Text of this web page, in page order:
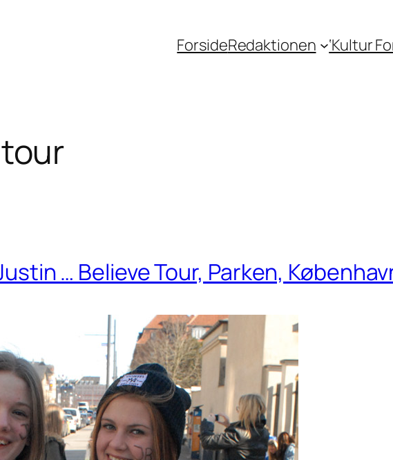
ForsideRedaktionen ‘Kultur
… Believe Tour, Parken,